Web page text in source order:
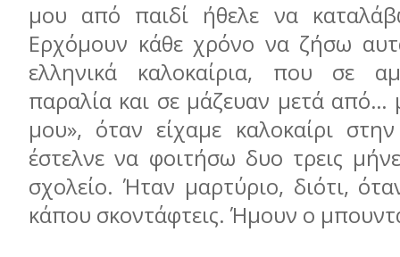
μου από παιδί ήθελε να
Ερχόμουν κάθε χρόνο να ζήσω
ελληνικά καλοκαίρια, που σε
παραλία και σε μάζευαν μετά από…
μου», όταν είχαμε καλοκαίρι
έστελνε να φοιτήσω δυο τρεις
σχολείο. Ήταν μαρτύριο, διότι,
κάπου σκοντάφτεις. Ήμουν ο